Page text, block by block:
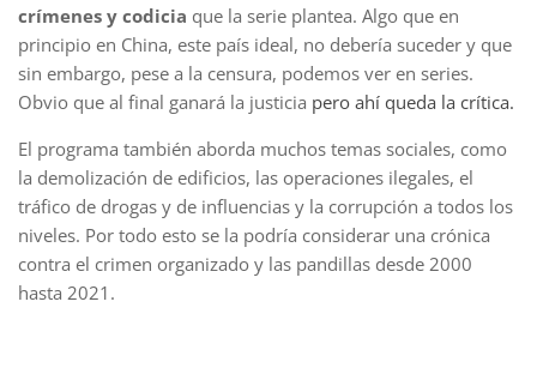
crímenes y codicia que la serie plantea. Algo que en
principio en China, este país ideal, no debería suceder y que
sin embargo, pese a la censura, podemos ver en series.
Obvio que al final ganará la justicia pero ahí queda la crítica.
El programa también aborda muchos temas sociales, como
la demolización de edificios, las operaciones ilegales, el
tráfico de drogas y de influencias y la corrupción a todos los
niveles. Por todo esto se la podría considerar una crónica
contra el crimen organizado y las pandillas desde 2000
hasta 2021.